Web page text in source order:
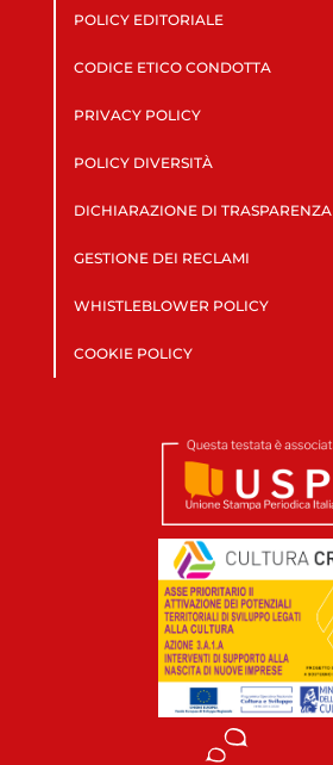
POLICY EDITORIALE
CODICE ETICO CONDOTTA
PRIVACY POLICY
POLICY DIVERSITÀ
DICHIARAZIONE DI TRASPARENZA
GESTIONE DEI RECLAMI
WHISTLEBLOWER POLICY
COOKIE POLICY